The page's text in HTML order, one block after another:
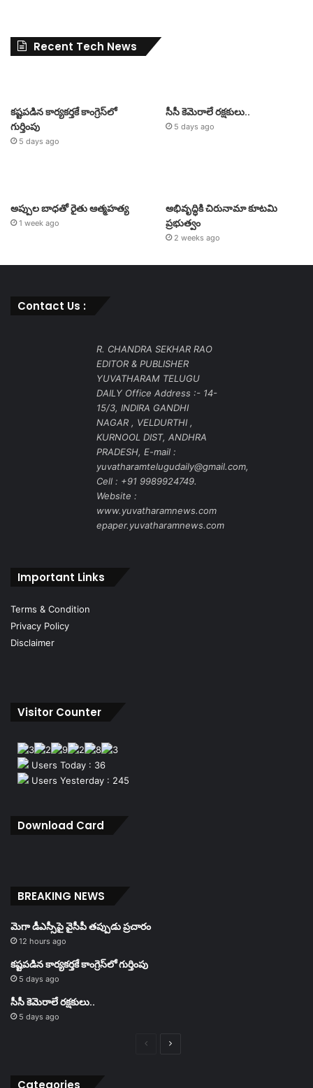
Recent Tech News
కష్టపడిన కార్యకర్తకే కాంగ్రెస్‌లో
గుర్తింపు
5 days ago
సీసీ కెమెరాలే రక్షకులు..
5 days ago
అప్పుల బాధతో రైతు ఆత్మహత్య
1 week ago
అభివృద్ధికి చిరునామా కూటమి
ప్రభుత్వం
2 weeks ago
Contact Us :
R. CHANDRA SEKHAR RAO
EDITOR & PUBLISHER
YUVATHARAM TELUGU
DAILY Office Address :- 14-
15/3, INDIRA GANDHI
NAGAR , VELDURTHI ,
KURNOOL DIST, ANDHRA
PRADESH, E-mail :
yuvatharamtelugudaily@gmail.com,
Cell : +91 9989924749.
Website :
www.yuvatharamnews.com
epaper.yuvatharamnews.com
Important Links
Terms & Condition
Privacy Policy
Disclaimer
Visitor Counter
Users Today : 36
Users Yesterday : 245
Download Card
BREAKING NEWS
మెగా డీఎస్సీపై వైసీపీ తప్పుడు ప్రచారం
12 hours ago
కష్టపడిన కార్యకర్తకే కాంగ్రెస్‌లో గుర్తింపు
5 days ago
సీసీ కెమెరాలే రక్షకులు..
5 days ago
PreviousNext